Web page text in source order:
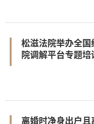
松滋法院举办全
院调解平台专题培
离婚时净身出户